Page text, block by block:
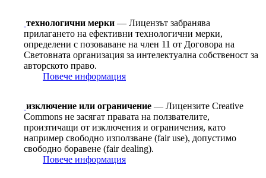
технологични мерки — Лицензът забранява
прилагането на ефективни технологични мерки,
определени с позоваване на член 11 от Договорa на
Световната организация за интелектуална собственост за
авторското право.
Повече информация
изключение или ограничение — Лицензите Creative
Commons не засягат правата на ползвателите,
произтичащи от изключения и ограничения, като
например свободно използване (fair use), допустимо
свободно боравене (fair dealing).
Повече информация